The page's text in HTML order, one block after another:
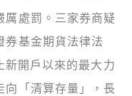
厲處罰。三家券商疑
券基金期貨法律法
開戶以來的最大力
向「清算存量」，長